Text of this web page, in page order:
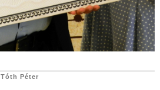
Tóth Péter